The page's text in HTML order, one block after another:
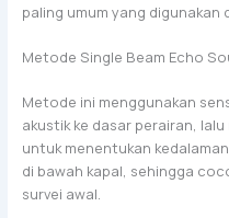
paling umum yang
Metode Single Beam Echo
Metode ini menggunakan
akustik ke dasar perairan,
untuk menentukan
di bawah kapal, sehingga
survei awal.